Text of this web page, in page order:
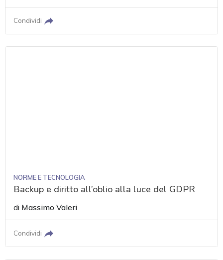
Condividi
NORME E TECNOLOGIA
Backup e diritto all’oblio alla luce del GDPR
di Massimo Valeri
Condividi